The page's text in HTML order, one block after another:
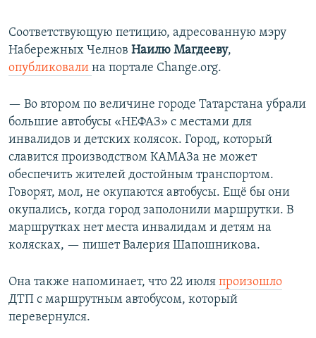
Соответствующую петицию, адресованную мэру
Набережных Челнов Наилю Магдееву,
опубликовали на портале Change.org.
— Во втором по величине городе Татарстана убрали
большие автобусы «НЕФАЗ» с местами для
инвалидов и детских колясок. Город, который
славится производством КАМАЗа не может
обеспечить жителей достойным транспортом.
Говорят, мол, не окупаются автобусы. Ещё бы они
окупались, когда город заполонили маршрутки. В
маршрутках нет места инвалидам и детям на
колясках, — пишет Валерия Шапошникова.
Она также напоминает, что 22 июля произошло
ДТП с маршрутным автобусом, который
перевернулся.